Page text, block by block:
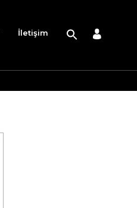
İletişim